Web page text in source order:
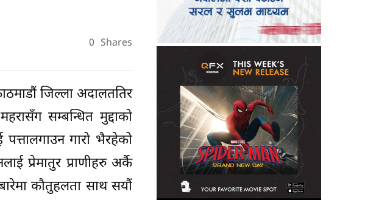
0 Shares
जिल्ला अदालततिर
सम्बन्धित मुद्दाको
गारो भैरहेको
प्रेमातुर प्राणीहरु अर्कै
कौतुहलता साथ सयौं